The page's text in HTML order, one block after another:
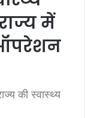
में
की स्वास्थ्य